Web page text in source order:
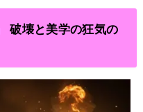
破壊と美学の狂気の